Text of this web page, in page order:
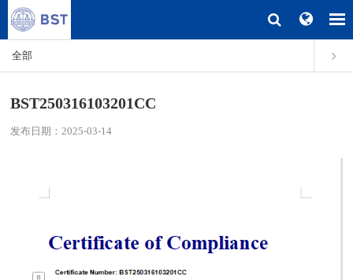
全部
BST250316103201CC
发布日期：2025-03-14